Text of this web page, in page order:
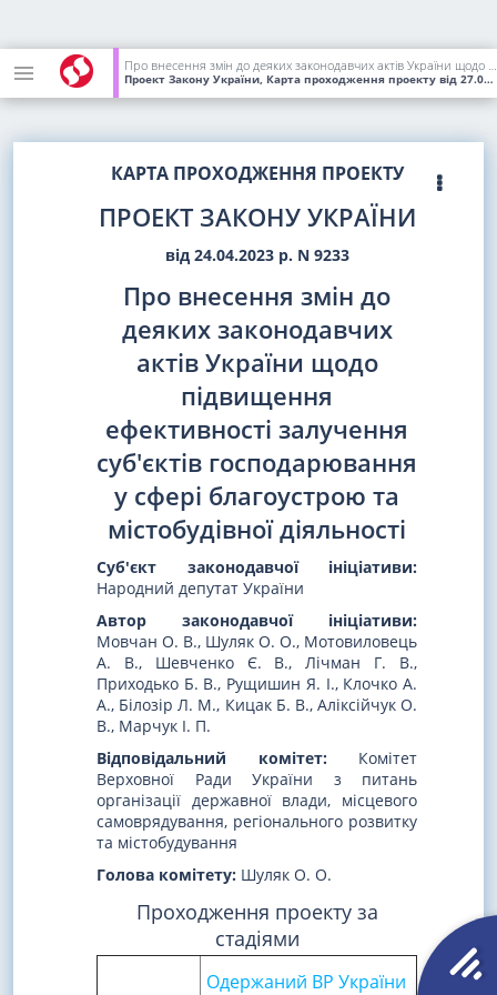
Про внесення змін до деяких законодавчих актів України щодо підвищення ефективності залучення суб'єктів господарювання у сфері благоустрою та містобудівної діяльності
Проект Закону України, Карта проходження проекту від 27.07.2023
КАРТА ПРОХОДЖЕННЯ ПРОЕКТУ
ПРОЕКТ ЗАКОНУ УКРАЇНИ
від 24.04.2023 р. N 9233
Про внесення змін до
деяких законодавчих
актів України щодо
підвищення
ефективності залучення
суб'єктів господарювання
у сфері благоустрою та
містобудівної діяльності
Суб'єкт законодавчої ініціативи:
Народний депутат України
Автор законодавчої ініціативи:
Мовчан О. В., Шуляк О. О., Мотовиловець
А. В., Шевченко Є. В., Лічман Г. В.,
Приходько Б. В., Рущишин Я. І., Клочко А.
А., Білозір Л. М., Кицак Б. В., Аліксійчук О.
В., Марчук І. П.
Відповідальний комітет:Комітет
Верховної Ради України з питань
організації державної влади, місцевого
самоврядування, регіонального розвитку
та містобудування
Голова комітету: Шуляк О. О.
Проходження проекту за
стадіями
Одержаний ВР України